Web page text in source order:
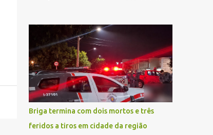
motorista seguia pela via quando o veículo
apresentou uma pane elétrica no painel,
deixando de funcionar e impossibilitando
uma nova partida. Ainda segundo o registro
policial, o condutor estacionou o carro,
certificou-se de que todas as portas estavam
trancadas, permaneceu com a chave de
ignição e se ausentou do local por cerca de
dez minutos para buscar ajuda. Ao retornar,
Briga termina com dois mortos e três
feridos a tiros em cidade da região